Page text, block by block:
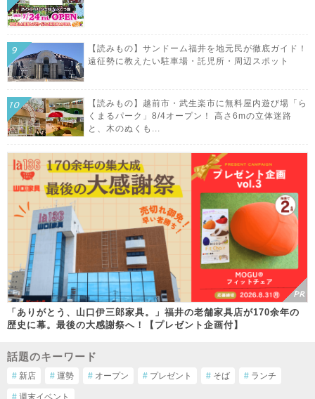
【読みもの】サンドーム福井を地元民が徹底ガイド！
遠征勢に教えたい駐車場・託児所・周辺スポット
【読みもの】越前市・武生楽市に無料屋内遊び場「ら
くまるパーク」8/4オープン！ 高さ6mの立体迷路
と、木のぬくも...
「ありがとう、山口伊三郎家具。」福井の老舗家具店が170余年の
歴史に幕。最後の大感謝祭へ！【プレゼント企画付】
話題のキーワード
# 新店 # 運勢 # オープン # プレゼント # そば # ランチ